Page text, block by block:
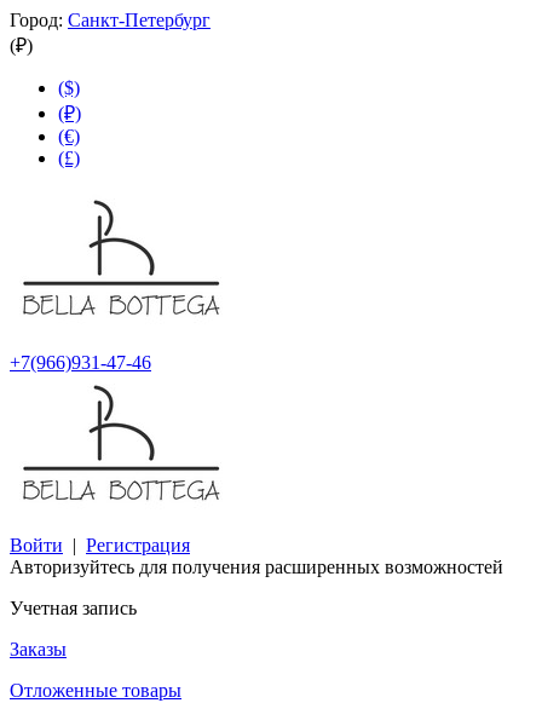
Город: Санкт-Петербург
(₽)
($)
(₽)
(€)
(£)
+7(966)931-47-46
Войти | Регистрация
Авторизуйтесь для получения расширенных возможностей
Учетная запись
Заказы
Отложенные товары